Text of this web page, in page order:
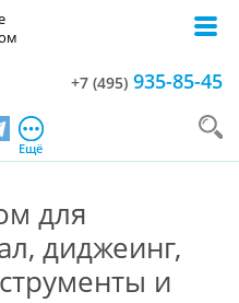
+7 (495) 935-85-45
Ещё
для
диджеинг,
и